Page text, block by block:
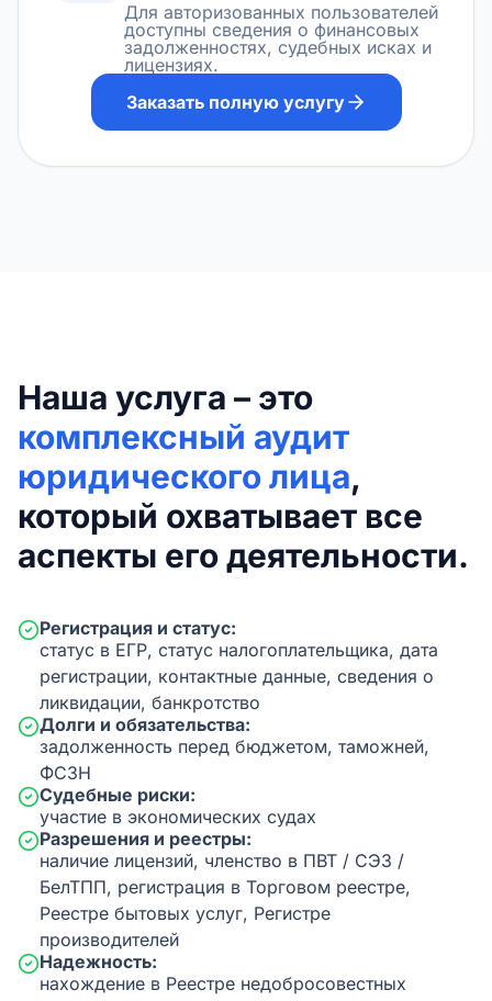
Для авторизованных пользователей
доступны сведения о финансовых
задолженностях, судебных исках и
лицензиях.
Заказать полную услугу
Наша услуга – это
комплексный аудит
юридического лица,
который охватывает все
аспекты его деятельности.
Регистрация и статус:
статус в ЕГР, статус налогоплательщика, дата
регистрации, контактные данные, сведения о
ликвидации, банкротство
Долги и обязательства:
задолженность перед бюджетом, таможней,
ФСЗН
Судебные риски:
участие в экономических судах
Разрешения и реестры:
наличие лицензий, членство в ПВТ / СЭЗ /
БелТПП, регистрация в Торговом реестре,
Реестре бытовых услуг, Регистре
производителей
Надежность:
нахождение в Реестре недобросовестных